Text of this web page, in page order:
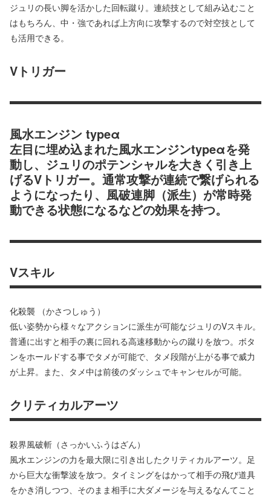
ジュリの長い脚を活かした回転蹴り。連続技として組み込むこと
はもちろん、中・強であれば上方向に攻撃するので対空技として
も活用できる。
Vトリガー
風水エンジン typeα
左目に埋め込まれた風水エンジンtypeαを発
動し、ジュリのポテンシャルを大きく引き上
げるVトリガー。通常攻撃が連続で繋げられる
ようになったり、風破連脚（派生）が常時発
動できる状態になるなどの効果を持つ。
Vスキル
化殺襲 （かさつしゅう）
低い姿勢から様々なアクションに派生が可能なジュリのVスキル。
普通に出すと相手の裏に回れる高速移動からの蹴りを放つ。ボタ
ンをホールドする事でタメが可能で、タメ段階が上がる事で威力
が上昇。また、タメ中は前後のダッシュでキャンセルが可能。
クリティカルアーツ
殺界風破斬（さっかいふうはざん）
風水エンジンの力を最大限に引き出したクリティカルアーツ。足
から巨大な衝撃波を放つ。タイミングをはかって相手の飛び道具
をかき消しつつ、そのまま相手に大ダメージを与えるなんてこと